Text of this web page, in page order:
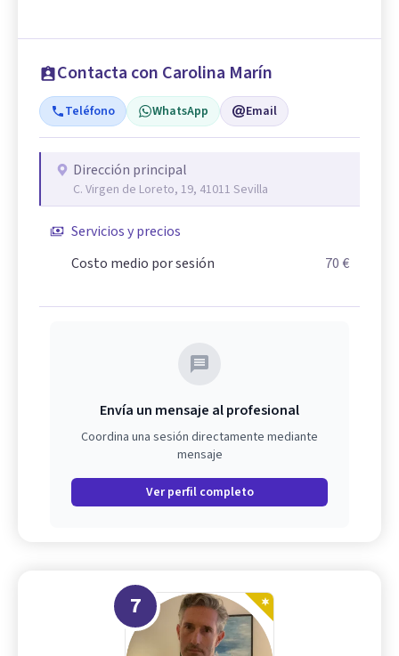
Contacta con Carolina Marín
Teléfono WhatsApp Email
Dirección principal
C. Virgen de Loreto, 19, 41011 Sevilla
Servicios y precios
Costo medio por sesión
70 €
Envía un mensaje al profesional
Coordina una sesión directamente mediante
mensaje
Ver perfil completo
7